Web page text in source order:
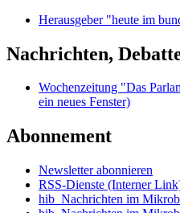
Herausgeber "heute im
Nachrichten,
Wochenzeitung "Das
ein neues Fenster)
Abonnement
Newsletter abonnieren
RSS-Dienste (Interner
hib_Nachrichten im